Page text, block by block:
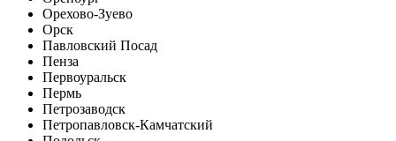
Орехово-Зуево
Орск
Павловский Посад
Пенза
Первоуральск
Пермь
Петрозаводск
Петропавловск-Камчатский